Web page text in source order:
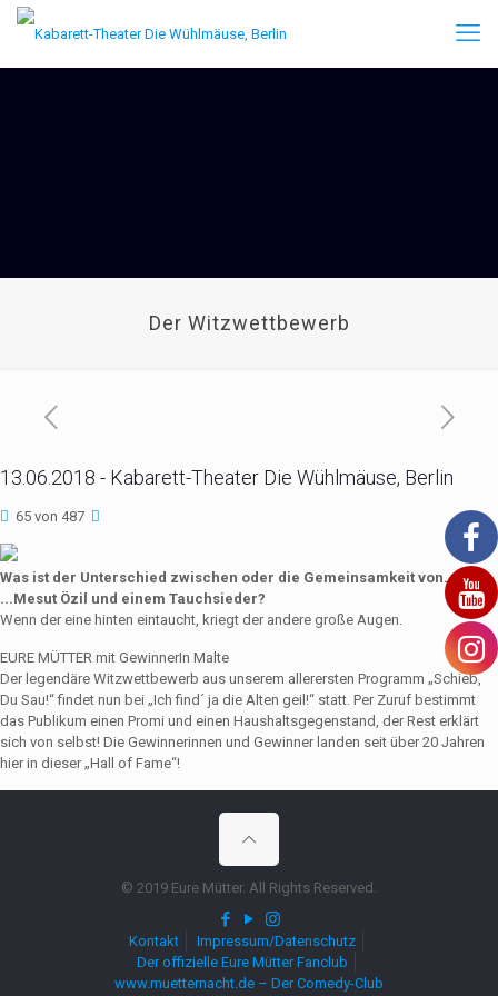
Der Witzwettbewerb
13.06.2018 - Kabarett-Theater Die Wühlmäuse, Berlin
65 von 487
Was ist der Unterschied zwischen oder die Gemeinsamkeit von...
...Mesut Özil und einem Tauchsieder?
Wenn der eine hinten eintaucht, kriegt der andere große Augen.
EURE MÜTTER mit GewinnerIn Malte
Der legendäre Witzwettbewerb aus unserem allerersten Programm „Schieb,
Du Sau!“ findet nun bei „Ich find´ ja die Alten geil!“ statt. Per Zuruf bestimmt
das Publikum einen Promi und einen Haushaltsgegenstand, der Rest erklärt
sich von selbst! Die Gewinnerinnen und Gewinner landen seit über 20 Jahren
hier in dieser „Hall of Fame“!
© 2019 Eure Mütter. All Rights Reserved.
Kontakt
Impressum/Datenschutz
Der offizielle Eure Mütter Fanclub
www.muetternacht.de – Der Comedy-Club